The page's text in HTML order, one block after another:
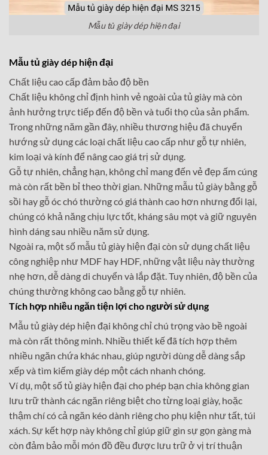
Mẫu tủ giày dép hiện đại
Mẫu tủ giày dép hiện đại
Chất liệu cao cấp đảm bảo độ bền
Chất liệu không chỉ định hình vẻ ngoài của tủ giày mà còn
ảnh hưởng trực tiếp đến độ bền và tuổi thọ của sản phẩm.
Trong những năm gần đây, nhiều thương hiệu đã chuyển
hướng sử dụng các loại chất liệu cao cấp như gỗ tự nhiên,
kim loại và kính để nâng cao giá trị sử dụng.
Gỗ tự nhiên, chẳng hạn, không chỉ mang đến vẻ đẹp ấm cúng
mà còn rất bền bỉ theo thời gian. Những mẫu tủ giày bằng gỗ
sồi hay gỗ óc chó thường có giá thành cao hơn nhưng đổi lại,
chúng có khả năng chịu lực tốt, kháng sâu mọt và giữ nguyên
hình dáng sau nhiều năm sử dụng.
Ngoài ra, một số mẫu tủ giày hiện đại còn sử dụng chất liệu
công nghiệp như MDF hay HDF, những vật liệu này thường
nhẹ hơn, dễ dàng di chuyển và lắp đặt. Tuy nhiên, độ bền của
chúng thường không cao bằng gỗ tự nhiên.
Tích hợp nhiều ngăn tiện lợi cho người sử dụng
Mẫu tủ giày dép hiện đại không chỉ chú trọng vào bề ngoài
mà còn rất thông minh. Nhiều thiết kế đã tích hợp thêm
nhiều ngăn chứa khác nhau, giúp người dùng dễ dàng sắp
xếp và tìm kiếm giày dép một cách nhanh chóng.
Ví dụ, một số tủ giày hiện đại cho phép bạn chia không gian
lưu trữ thành các ngăn riêng biệt cho từng loại giày, hoặc
thậm chí có cả ngăn kéo dành riêng cho phụ kiện như tất, túi
xách. Sự kết hợp này không chỉ giúp giữ gìn sự gọn gàng mà
còn đảm bảo mỗi món đồ đều được lưu trữ ở vị trí thuận